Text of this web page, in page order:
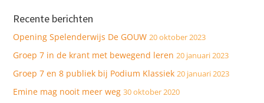
Recente berichten
Opening Spelenderwijs De GOUW 20 oktober 2023
Groep 7 in de krant met bewegend leren 20 januari 2023
Groep 7 en 8 publiek bij Podium Klassiek 20 januari 2023
Emine mag nooit meer weg 30 oktober 2020